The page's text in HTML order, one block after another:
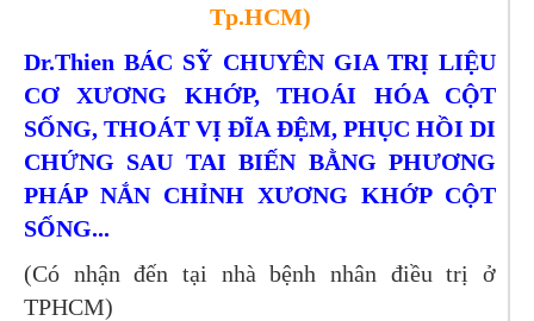
Tp.HCM)
Dr.Thien BÁC SỸ CHUYÊN GIA TRỊ LIỆU
CƠ XƯƠNG KHỚP, THOÁI HÓA CỘT
SỐNG, THOÁT VỊ ĐĨA ĐỆM, PHỤC HỒI DI
CHỨNG SAU TAI BIẾN BẰNG PHƯƠNG
PHÁP NẮN CHỈNH XƯƠNG KHỚP CỘT
SỐNG...
(Có nhận đến tại nhà bệnh nhân điều trị ở
TPHCM)